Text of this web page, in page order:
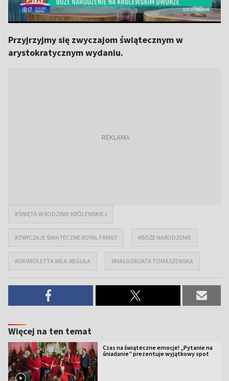
Przyjrzyjmy się zwyczajom świątecznym w
arystokratycznym wydaniu.
#ŚWIĘTA W RODZINIE KRÓLEWSKIEJ
#ZWYCZAJE ŚWIĄTECZNE ROYAL FAMILY #BOŻE NARODZENIE
#DR WIOLETTA WILK-REGUŁA #MAŁGORZATA TOMASZEWSKA
Więcej na ten temat
Czas na świąteczne emocje! „Pytanie na
śniadanie” prezentuje wyjątkowy spot